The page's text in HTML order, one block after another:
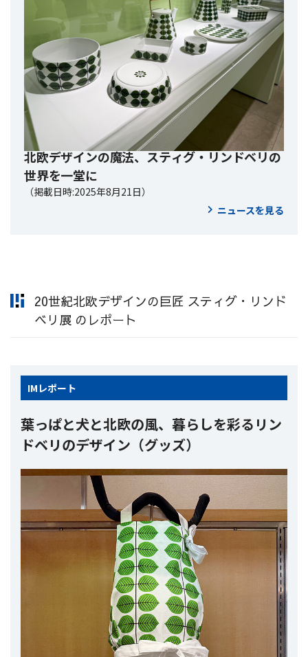
北欧デザインの魔法、スティグ・リンドベリの
世界を一堂に
（掲載日時:2025年8月21日）
ニュースを見る
20世紀北欧デザインの巨匠 スティグ・リンド
ベリ展 のレポート
IM レポート
葉っぱと犬と北欧の風、暮らしを彩るリン
ドベリのデザイン（グッズ）